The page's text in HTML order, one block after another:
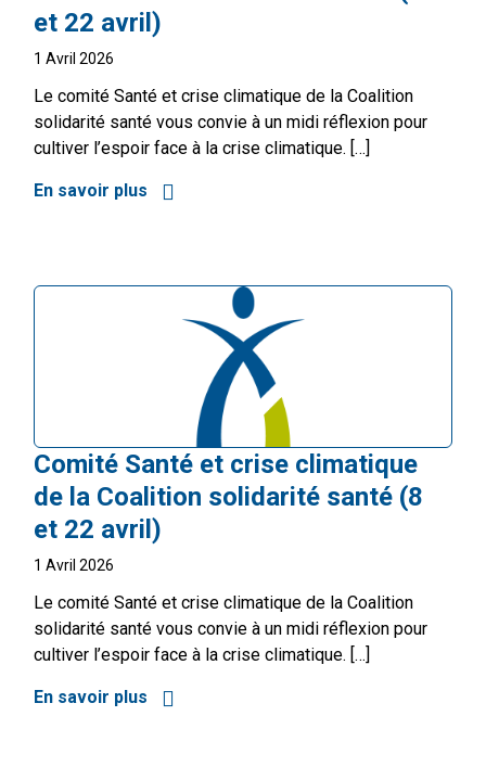
et 22 avril)
1 Avril 2026
Le comité Santé et crise climatique de la Coalition
solidarité santé vous convie à un midi réflexion pour
cultiver l’espoir face à la crise climatique. […]
En savoir plus à propos de Comité Santé et crise
Comité Santé et crise climatique
de la Coalition solidarité santé (8
et 22 avril)
1 Avril 2026
Le comité Santé et crise climatique de la Coalition
solidarité santé vous convie à un midi réflexion pour
cultiver l’espoir face à la crise climatique. […]
En savoir plus à propos de Comité Santé et crise